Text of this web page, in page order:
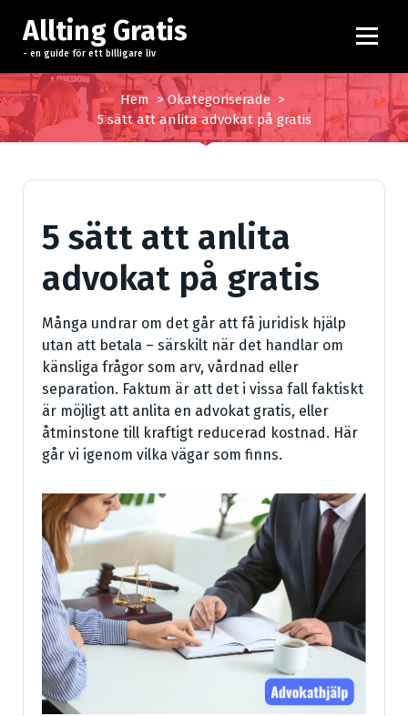
p
a
t
i
Allting Gratis
- en guide för ett billigare liv
Hem >Okategoriserade>
5 sätt att anlita advokat på gratis
5 sätt att anlita
advokat på gratis
Många undrar om det går att få juridisk hjälp
utan att betala – särskilt när det handlar om
känsliga frågor som arv, vårdnad eller
separation. Faktum är att det i vissa fall faktiskt
är möjligt att anlita en advokat gratis, eller
åtminstone till kraftigt reducerad kostnad. Här
går vi igenom vilka vägar som finns.